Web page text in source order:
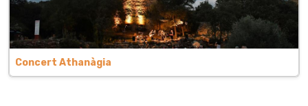
Concert Athanàgia